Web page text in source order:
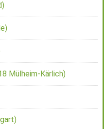
Mülheim-Kärlich)